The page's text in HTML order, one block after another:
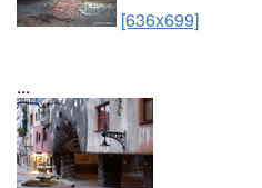
[636x699]
...